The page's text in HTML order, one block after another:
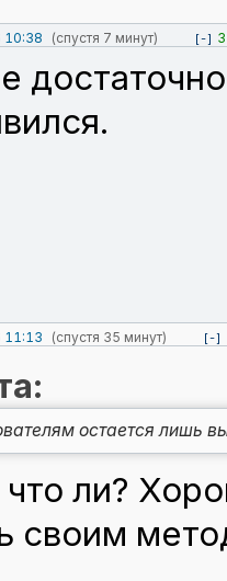
(спустя 7 минут) [-] 3
(спустя 35 минут) [-]
остается лишь
что ли?
своим